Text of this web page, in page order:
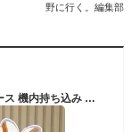
野に行く。編集部
★50台期間限定クーポンで5,980円★キャリーケース 機内持ち込み スーツケース 修学旅行 フロントオープン キャリーケース Sサイズ 41L Mサイズ 67L 5カラー選ぶ 3-5日用 カップホルダー付き 軽量設計 大容量 多収納ポケット トランク op-a010